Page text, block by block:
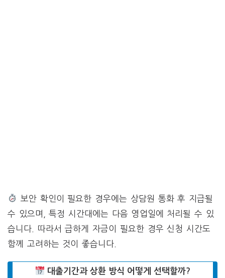
보안 확인이 필요한 경우에는 상담원 통화 후 지급될
수 있으며, 특정 시간대에는 다음 영업일에 처리될 수 있
습니다. 따라서 급하게 자금이 필요한 경우 신청 시간도
함께 고려하는 것이 좋습니다.
대출기간과 상환 방식 어떻게 선택할까?